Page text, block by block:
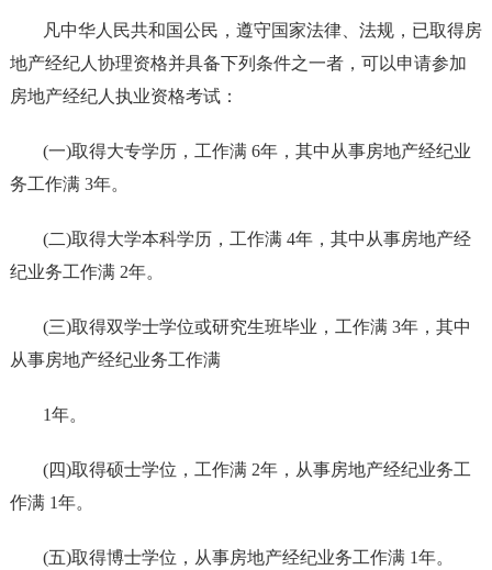
凡中华人民共和国公民，遵守国家法律、法规，已取得房
地产经纪人协理资格并具备下列条件之一者，可以申请参加
房地产经纪人执业资格考试：
(一)取得大专学历，工作满 6年，其中从事房地产经纪业
务工作满 3年。
(二)取得大学本科学历，工作满 4年，其中从事房地产经
纪业务工作满 2年。
(三)取得双学士学位或研究生班毕业，工作满 3年，其中
从事房地产经纪业务工作满
1年。
(四)取得硕士学位，工作满 2年，从事房地产经纪业务工
作满 1年。
(五)取得博士学位，从事房地产经纪业务工作满 1年。